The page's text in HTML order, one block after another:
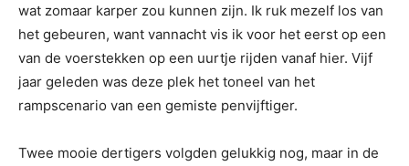
wat zomaar karper zou kunnen zijn. Ik ruk mezelf los van
het gebeuren, want vannacht vis ik voor het eerst op een
van de voerstekken op een uurtje rijden vanaf hier. Vijf
jaar geleden was deze plek het toneel van het
rampscenario van een gemiste penvijftiger.
Twee mooie dertigers volgden gelukkig nog, maar in de